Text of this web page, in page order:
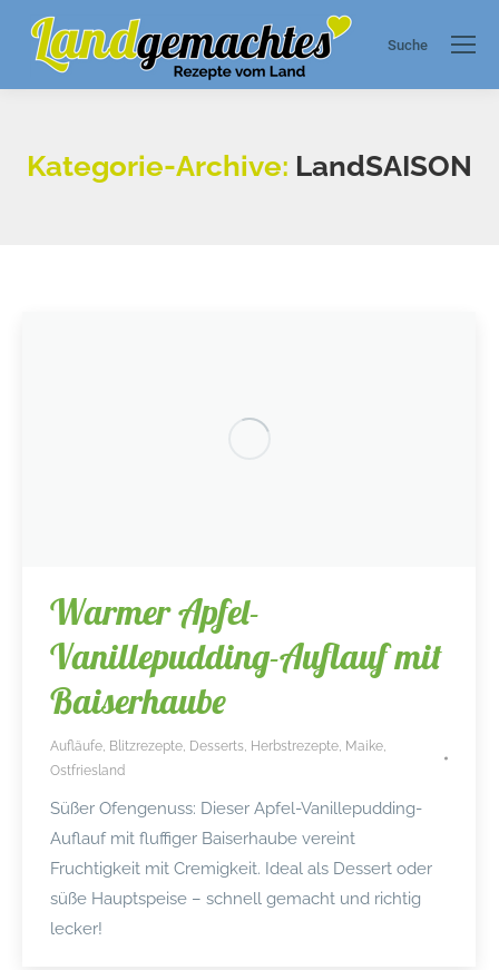
Search:
Suche
Kategorie-Archive: LandSAISON
Warmer Apfel-
Vanillepudding-Auflauf mit
Baiserhaube
Aufläufe, Blitzrezepte, Desserts, Herbstrezepte, Maike,
Ostfriesland
Süßer Ofengenuss: Dieser Apfel-Vanillepudding-
Auflauf mit fluffiger Baiserhaube vereint
Fruchtigkeit mit Cremigkeit. Ideal als Dessert oder
süße Hauptspeise – schnell gemacht und richtig
lecker!